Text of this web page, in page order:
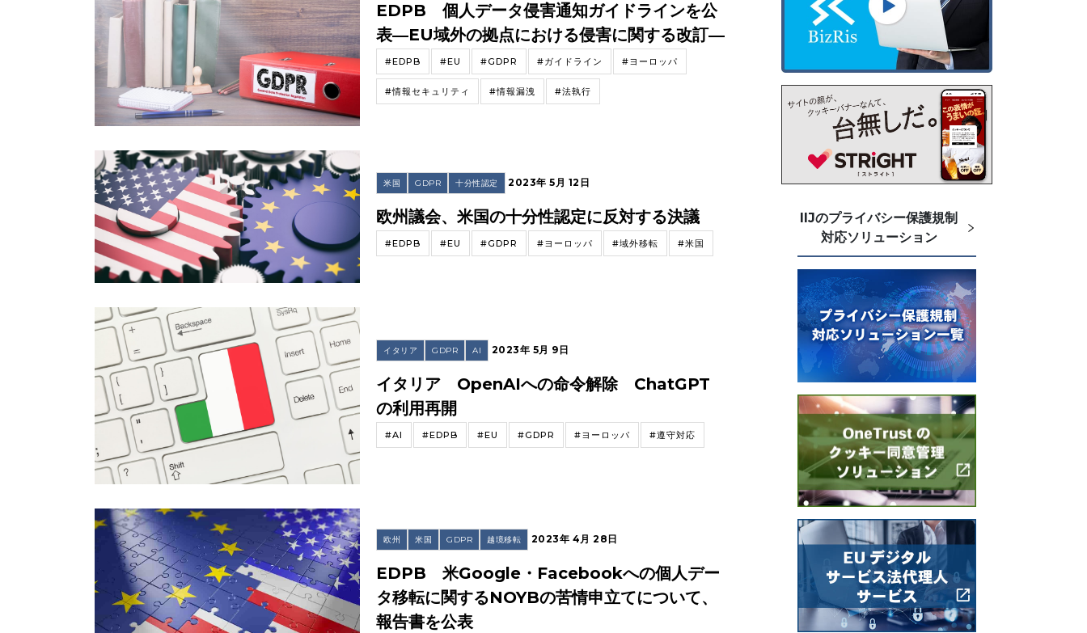
EDPB 個人データ侵害通知ガイドラインを公
表―EU域外の拠点における侵害に関する改訂―
#EDPB #EU #GDPR #ガイドライン #ヨーロッパ
#情報セキュリティ #情報漏洩 #法執行
米国 GDPR 十分性認定 2023年 5月 12日
欧州議会、米国の十分性認定に反対する決議
#EDPB #EU #GDPR #ヨーロッパ #域外移転 #米国
イタリア GDPR AI 2023年 5月 9日
イタリア OpenAIへの命令解除 ChatGPT
の利用再開
#AI #EDPB #EU #GDPR #ヨーロッパ #遵守対応
欧州 米国 GDPR 越境移転 2023年 4月 28日
EDPB 米Google・Facebookへの個人デー
タ移転に関するNOYBの苦情申立てについて、
報告書を公表
IIJのプライバシー保護規制
対応ソリューション